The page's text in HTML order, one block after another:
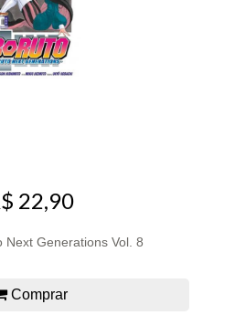
22,90
Next Generations Vol. 8
Comprar